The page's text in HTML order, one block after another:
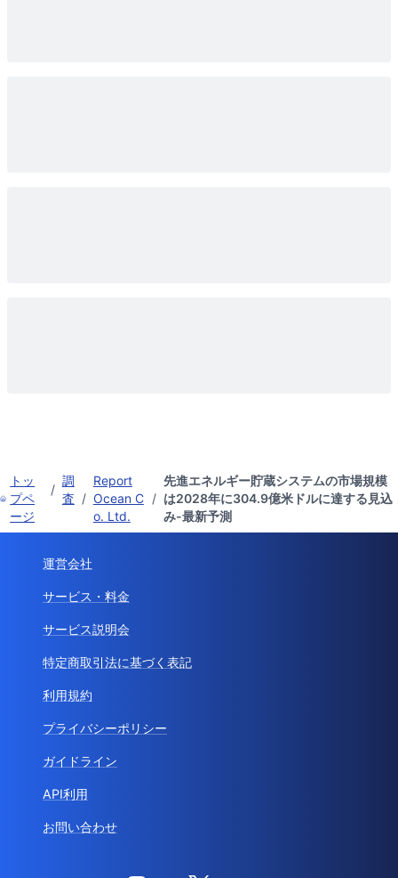
トッ
プペ
ージ
/
調
査 /
Report
Ocean C
o. Ltd.
/
先進エネルギー貯蔵システムの市場規模
は2028年に304.9億米ドルに達する見込
み-最新予測
運営会社
サービス・料金
サービス説明会
特定商取引法に基づく表記
利用規約
プライバシーポリシー
ガイドライン
API利用
お問い合わせ